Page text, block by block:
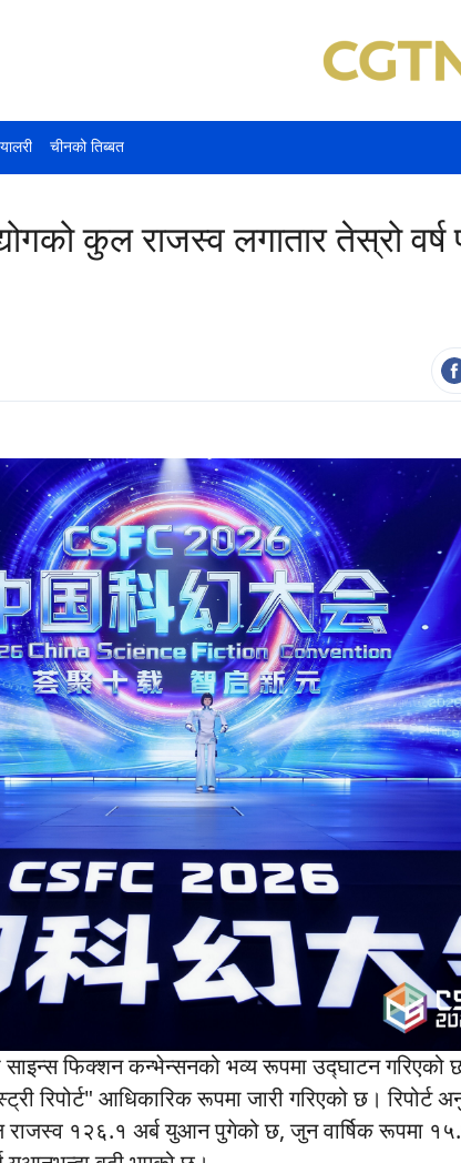
चीनको तिब्बत
कुल राजस्व लगातार तेस्रो
फिक्शन कन्भेन्सनको भव्य रूपमा उद्घाटन गरिएको
रिपोर्ट" आधिकारिक रूपमा जारी गरिएको छ।
राजस्व १२६.१ अर्ब युआन पुगेको छ, जुन वार्षिक रूपमा